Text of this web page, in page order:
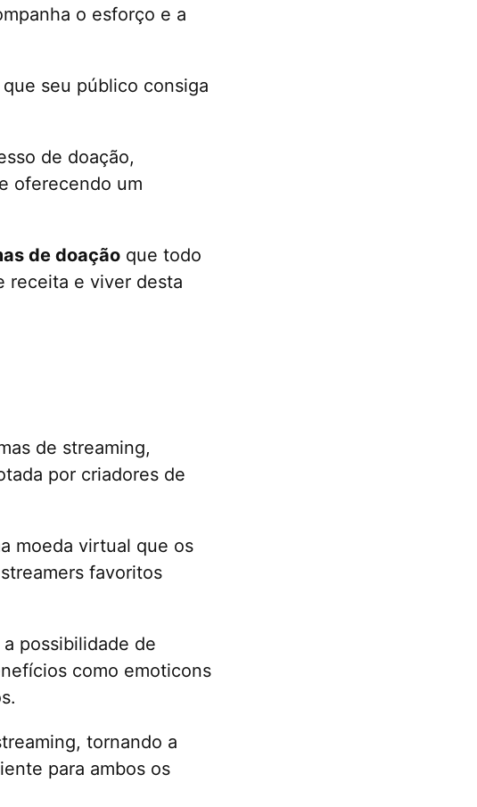
o esforço e a
seu público consiga
de doação,
oferecendo um
de doação que todo
receita e viver desta
de streaming,
por criadores de
moeda virtual que os
favoritos
possibilidade de
como emoticons
tornando a
para ambos os